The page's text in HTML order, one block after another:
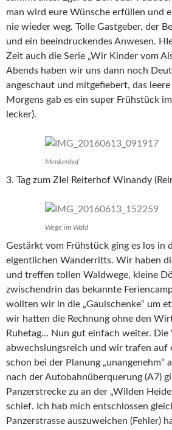
man wird eure Wünsche erfüllen und
nie wieder weg. Tolle Gastgeber, der
und ein beeindruckendes Anwesen.
Zeit auch die Serie „Wir Kinder vom
Abends haben wir uns dann noch
angeschaut und mitgefiebert, das
Morgens gab es ein super Frühstück
lecker).
Menkenhof
3. Tag zum ZIel Reiterhof Winandy
Wege im Wald
Gestärkt vom Frühstück ging es los in
eigentlichen Wanderritts. Wir haben
und treffen tollen Waldwege, kleine
zwischendrin das bekannte
wollten wir in die „Gaulschenke“ um
wir hatten die Rechnung ohne den
Ruhetag… Nun gut einfach weiter. Die
abwechslungsreich und wir trafen auf
schon bei der Planung „unangenehm“
nach der Autobahnüberquerung (A7)
Panzerstrecke zu an der „Wilden
schief. Ich hab mich entschlossen
Panzerstrasse auszuweichen (Fehler)